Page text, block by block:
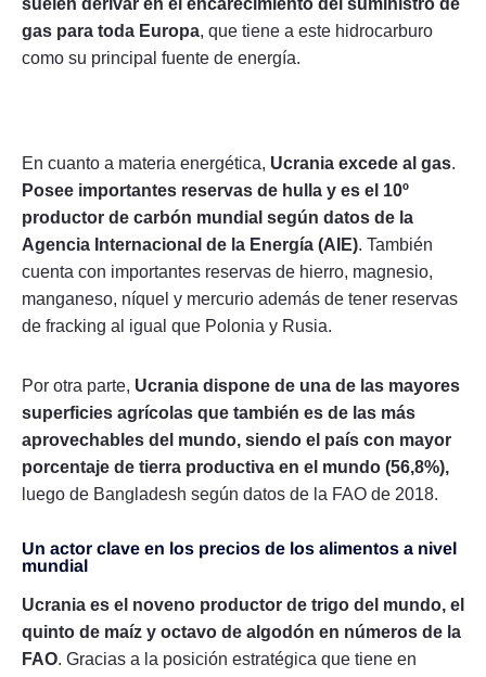
suelen derivar en el encarecimiento del suministro de
gas para toda Europa, que tiene a este hidrocarburo
como su principal fuente de energía.
En cuanto a materia energética, Ucrania excede al gas.
Posee importantes reservas de hulla y es el 10º
productor de carbón mundial según datos de la
Agencia Internacional de la Energía (AIE). También
cuenta con importantes reservas de hierro, magnesio,
manganeso, níquel y mercurio además de tener reservas
de fracking al igual que Polonia y Rusia.
Por otra parte, Ucrania dispone de una de las mayores
superficies agrícolas que también es de las más
aprovechables del mundo, siendo el país con mayor
porcentaje de tierra productiva en el mundo (56,8%),
luego de Bangladesh según datos de la FAO de 2018.
Un actor clave en los precios de los alimentos a nivel
mundial
Ucrania es el noveno productor de trigo del mundo, el
quinto de maíz y octavo de algodón en números de la
FAO. Gracias a la posición estratégica que tiene en